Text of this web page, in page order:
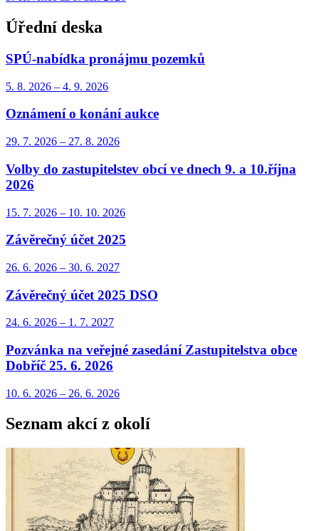
Úřední deska
SPÚ-nabídka pronájmu pozemků
5. 8. 2026 – 4. 9. 2026
Oznámení o konání aukce
29. 7. 2026 – 27. 8. 2026
Volby do zastupitelstev obcí ve dnech 9. a 10.října
2026
15. 7. 2026 – 10. 10. 2026
Závěrečný účet 2025
26. 6. 2026 – 30. 6. 2027
Závěrečný účet 2025 DSO
24. 6. 2026 – 1. 7. 2027
Pozvánka na veřejné zasedání Zastupitelstva obce
Dobříč 25. 6. 2026
10. 6. 2026 – 26. 6. 2026
Seznam akcí z okolí